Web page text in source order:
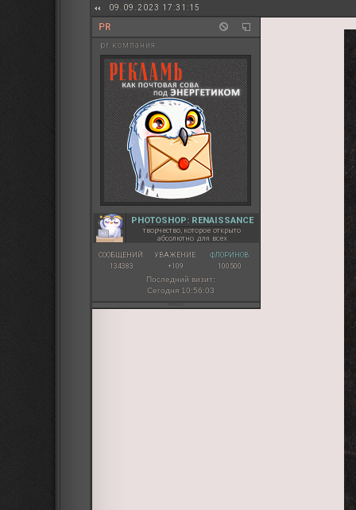
09.09.2023 17:31:15
PR
pr компания
PHOTOSHOP: RENAISSANCE
творчество, которое открыто
абсолютно для всех
СООБЩЕНИЙ:
134383
УВАЖЕНИЕ:
+109
ФЛОРИНОВ:
100500
Последний визит:
Сегодня 10:56:03